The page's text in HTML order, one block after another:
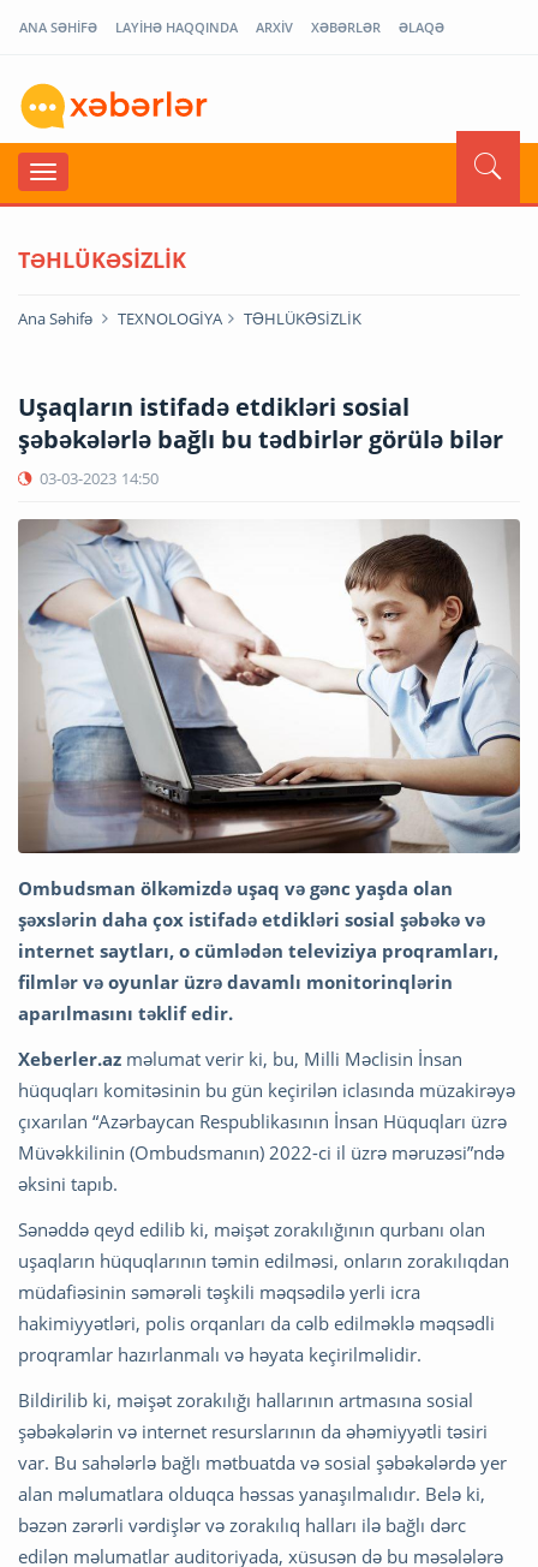
ANA SƏHİFƏ LAYİHƏ HAQQINDA ARXİV XƏBƏRLƏR ƏLAQƏ
TƏHLÜKƏSİZLİK
Ana Səhifə TEXNOLOGİYA TƏHLÜKƏSİZLİK
Uşaqların istifadə etdikləri sosial
şəbəkələrlə bağlı bu tədbirlər görülə bilər
03-03-2023 14:50
Ombudsman ölkəmizdə uşaq və gənc yaşda olan
şəxslərin daha çox istifadə etdikləri sosial şəbəkə və
internet saytları, o cümlədən televiziya proqramları,
filmlər və oyunlar üzrə davamlı monitorinqlərin
aparılmasını təklif edir.
Xeberler.az məlumat verir ki, bu, Milli Məclisin İnsan
hüquqları komitəsinin bu gün keçirilən iclasında müzakirəyə
çıxarılan “Azərbaycan Respublikasının İnsan Hüquqları üzrə
Müvəkkilinin (Ombudsmanın) 2022-ci il üzrə məruzəsi”ndə
əksini tapıb.
Sənəddə qeyd edilib ki, məişət zorakılığının qurbanı olan
uşaqların hüquqlarının təmin edilməsi, onların zorakılıqdan
müdafiəsinin səmərəli təşkili məqsədilə yerli icra
hakimiyyətləri, polis orqanları da cəlb edilməklə məqsədli
proqramlar hazırlanmalı və həyata keçirilməlidir.
Bildirilib ki, məişət zorakılığı hallarının artmasına sosial
şəbəkələrin və internet resurslarının da əhəmiyyətli təsiri
var. Bu sahələrlə bağlı mətbuatda və sosial şəbəkələrdə yer
alan məlumatlara olduqca həssas yanaşılmalıdır. Belə ki,
bəzən zərərli vərdişlər və zorakılıq halları ilə bağlı dərc
edilən məlumatlar auditoriyada, xüsusən də bu məsələlərə